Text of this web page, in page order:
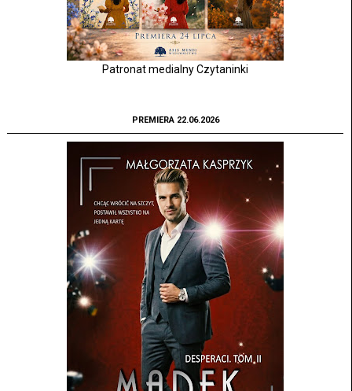
Patronat medialny Czytaninki
PREMIERA 22.06.2026